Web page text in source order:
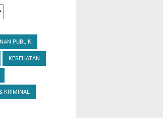
PUBLIK
KESEHATAN
KRIMINAL